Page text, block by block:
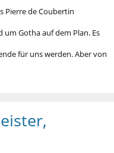
Pierre de Coubertin
Gotha auf dem Plan. Es
für uns werden. Aber von